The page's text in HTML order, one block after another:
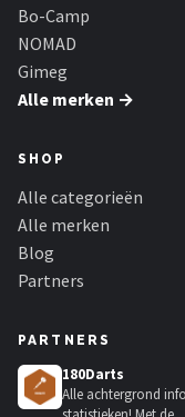
Bo-Camp
NOMAD
Gimeg
Alle merken →
SHOP
Alle categorieën
Alle merken
Blog
Partners
PARTNERS
180Darts
Alle achtergrond